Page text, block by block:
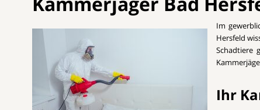
Im
Hersfeld
Schadtiere
Ihr